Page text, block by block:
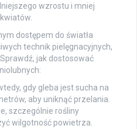
wzrostu i mniej
dostępem do światła
technik pielęgnacyjnych,
jak dostosować
gdy gleba jest sucha na
aby uniknąć przelania.
szczególnie rośliny
wilgotność powietrza.